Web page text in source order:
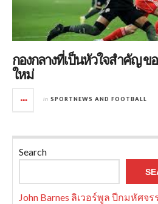
กองกลางที่เป็นหัวใจสำคัญ ข
ใหม่
in SPORTNEWS AND FOOTBALL
Search
John Barnes ลิเวอร์พูล ปีกมหัศจ